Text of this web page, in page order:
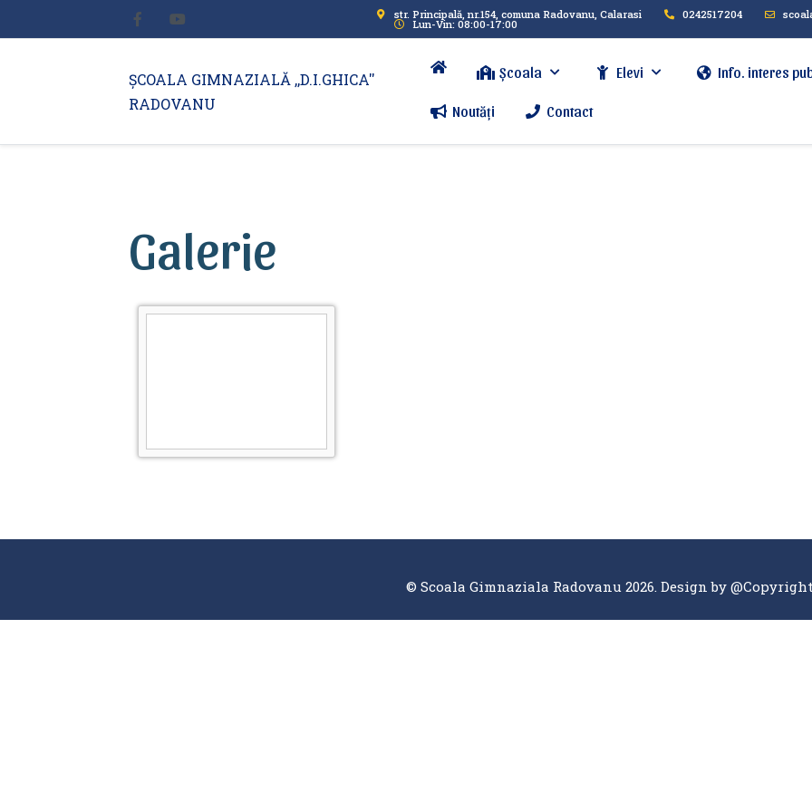
str. Principală, nr.154, comuna Radovanu, Calarasi 0242517204
Lun-Vin: 08:00-17:00
ȘCOALA GIMNAZIALĂ ,,D.I.GHICA''
RADOVANU
Școala Elevi Info. interes
Noutăți Contact
Galerie
© Scoala Gimnaziala Radovanu 2026. Design by @Copyright